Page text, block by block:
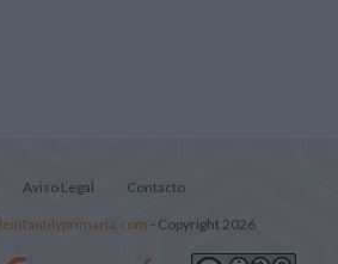
Aviso Legal Contacto
- Copyright 2026